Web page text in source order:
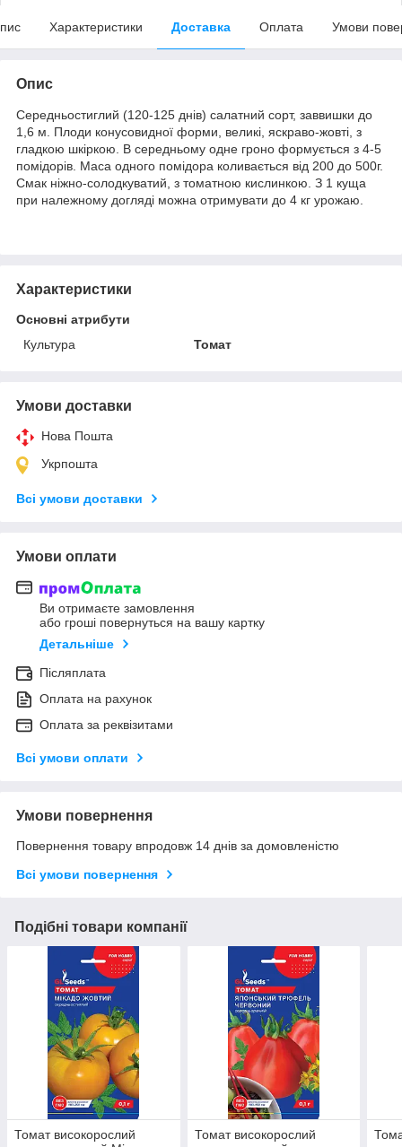
Характеристики Доставка Оплата Умови
Опис
Середньостиглий (120-125 днів) салатний сорт, заввишки до
1,6 м. Плоди конусовидної форми, великі, яскраво-жовті, з
гладкою шкіркою. В середньому одне гроно формується з 4-5
помідорів. Маса одного помідора коливається від 200 до 500г.
Смак ніжно-солодкуватий, з томатною кислинкою. З 1 куща
при належному догляді можна отримувати до 4 кг урожаю.
Характеристики
Основні атрибути
Культура
Томат
Умови доставки
Нова Пошта
Укрпошта
Всі умови доставки
Умови оплати
Ви отримаєте замовлення
або гроші повернуться на вашу картку
Детальніше
Післяплата
Оплата на рахунок
Оплата за реквізитами
Всі умови оплати
Умови повернення
Повернення товару впродовж 14 днів за домовленістю
Всі умови повернення
Подібні товари компанії
Томат високорослий
Томат високорослий